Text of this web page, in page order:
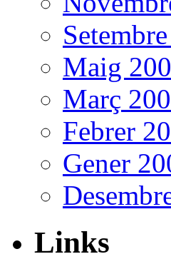
Maig
Març
Febrer
Gener
Links